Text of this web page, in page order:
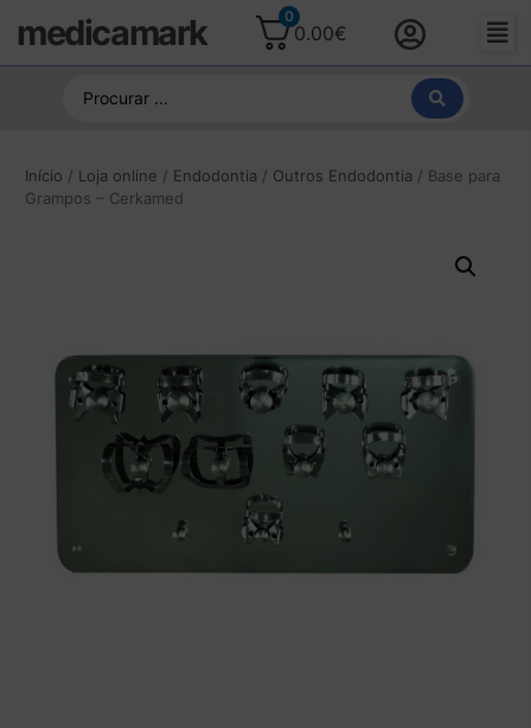
medicamark 0
0.00€
Início / Loja online / Endodontia / Outros Endodontia / Base para
Grampos – Cerkamed